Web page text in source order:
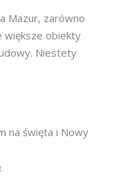
Mazur, zarówno
większe obiekty
Niestety
na święta i Nowy